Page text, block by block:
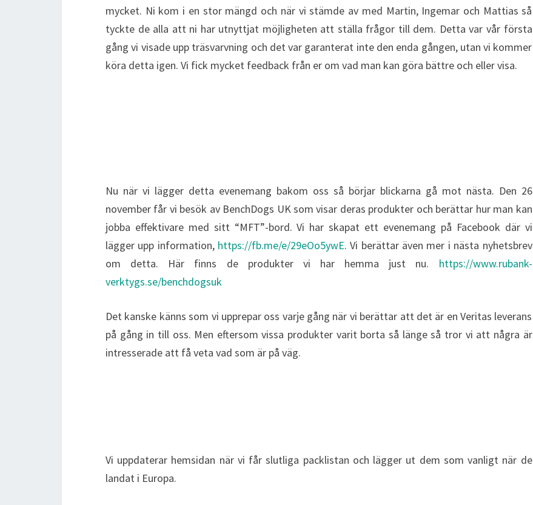
mycket. Ni kom i en stor mängd och när vi stämde av med Martin, Ingemar och Mattias så
tyckte de alla att ni har utnyttjat möjligheten att ställa frågor till dem. Detta var vår första
gång vi visade upp träsvarvning och det var garanterat inte den enda gången, utan vi kommer
köra detta igen. Vi fick mycket feedback från er om vad man kan göra bättre och eller visa.
Nu när vi lägger detta evenemang bakom oss så börjar blickarna gå mot nästa. Den 26
november får vi besök av BenchDogs UK som visar deras produkter och berättar hur man kan
jobba effektivare med sitt “MFT”-bord. Vi har skapat ett evenemang på Facebook där vi
lägger upp information, https://fb.me/e/29eOo5ywE. Vi berättar även mer i nästa nyhetsbrev
om detta. Här finns de produkter vi har hemma just nu. https://www.rubank-
verktygs.se/benchdogsuk
Det kanske känns som vi upprepar oss varje gång när vi berättar att det är en Veritas leverans
på gång in till oss. Men eftersom vissa produkter varit borta så länge så tror vi att några är
intresserade att få veta vad som är på väg.
Vi uppdaterar hemsidan när vi får slutliga packlistan och lägger ut dem som vanligt när de
landat i Europa.